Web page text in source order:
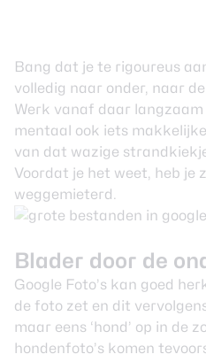
Bang dat je te rigoureus
volledig naar onder, naar
Werk vanaf daar langzaam
mentaal ook iets
van dat wazige
Voordat je het weet, heb je
weggemieterd.
Blader door de
Google Foto’s kan goed
de foto zet en dit
maar eens ‘hond’ op in de
hondenfoto’s komen